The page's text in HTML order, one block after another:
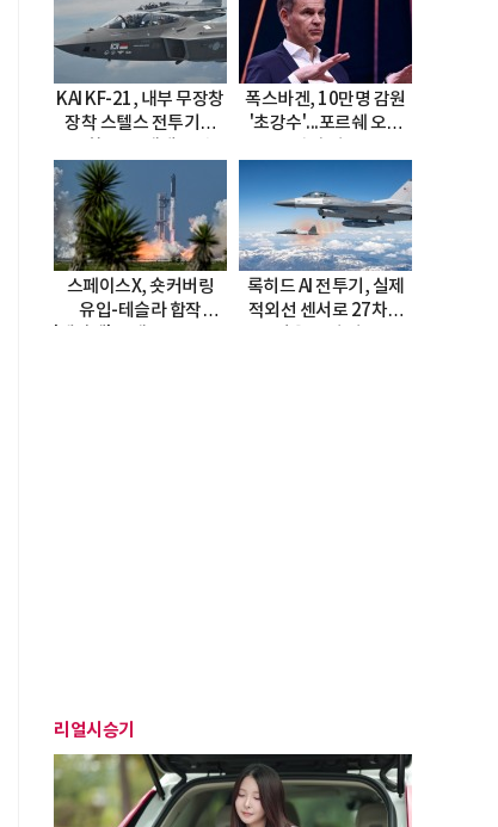
KAI KF-21, 내부 무장창
장착 스텔스 전투기로
폭스바겐, 10만명 감원
'초강수'...포르쉐 오너
스페이스X, 숏커버링
유입-테슬라 합작
록히드 AI 전투기, 실제
적외선 센서로 27차례
리얼시승기